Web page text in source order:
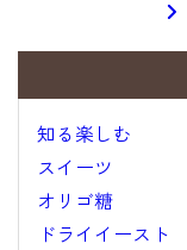
知る楽しむ
スイーツ
オリゴ糖
ドライイースト